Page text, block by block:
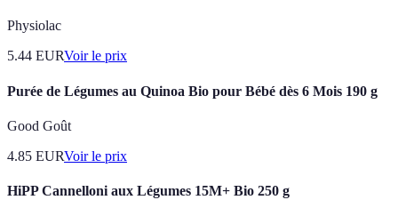
Physiolac
5.44 EURVoir le prix
Purée de Légumes au Quinoa Bio pour Bébé dès 6 Mois 190 g
Good Goût
4.85 EURVoir le prix
HiPP Cannelloni aux Légumes 15M+ Bio 250 g